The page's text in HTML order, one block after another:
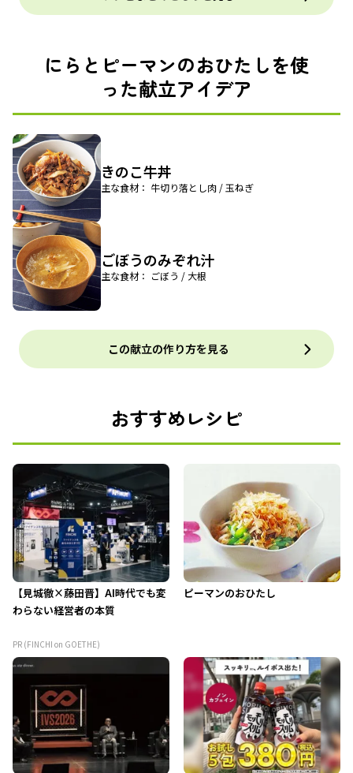
にらとピーマンのおひたしを使
った献立アイデア
きのこ牛丼
主な食材： 牛切り落とし肉 / 玉ねぎ
ごぼうのみぞれ汁
主な食材： ごぼう / 大根
この献立の作り方を見る
おすすめレシピ
【見城徹×藤田晋】AI時代でも変
わらない経営者の本質
PR (FINCHI on GOETHE)
ピーマンのおひたし